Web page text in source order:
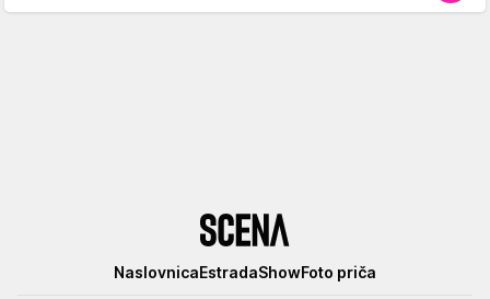
NaslovnicaEstradaShowFoto priča